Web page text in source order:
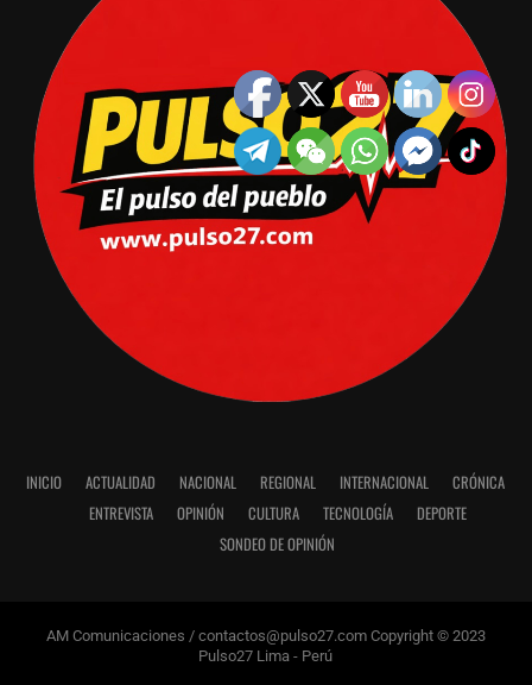
INICIO ACTUALIDAD NACIONAL REGIONAL INTERNACIONAL
CRÓNICA
ENTREVISTA
OPINIÓN CULTURA TECNOLOGÍA
DEPORTE
SONDEO DE OPINIÓN
AM Comunicaciones / contactos@pulso27.com Copyright © 2023
Pulso27 Lima - Perú